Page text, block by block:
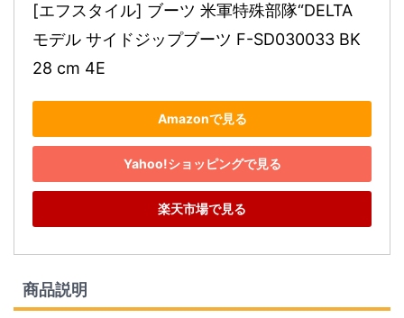
[エフスタイル] ブーツ 米軍特殊部隊“DELTA
モデル サイドジップブーツ F-SD030033 BK
28 cm 4E
Amazonで見る
Yahoo!ショッピングで見る
楽天市場で見る
商品説明